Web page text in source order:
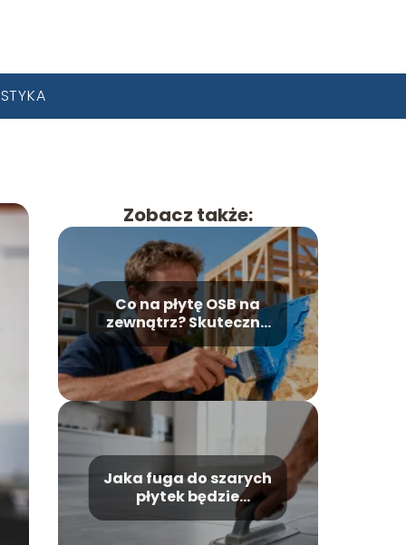
Zobacz także:
Co na płytę OSB na
zewnątrz? Skuteczne
zabezpieczenie przed
wilgocią
Jaka fuga do szarych
płytek będzie
wyborem?